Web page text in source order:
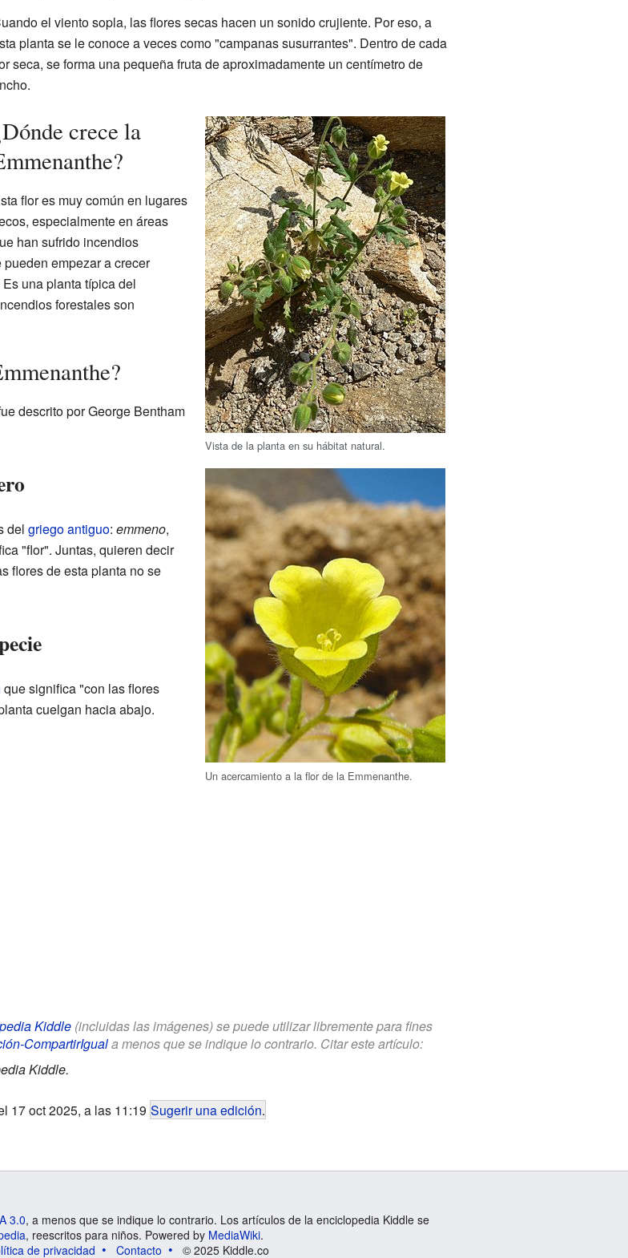
el viento sopla, las flores secas hacen un sonido crujiente. Por eso, a
planta se le conoce a veces como "campanas susurrantes". Dentro de cada
seca, se forma una pequeña fruta de aproximadamente un centímetro de
Vista de la planta en su hábitat natural.
Un acercamiento a la flor de la Emmenanthe.
crece la
flor es muy común en lugares
especialmente en áreas
han sufrido incendios
empezar a crecer
una planta típica del
forestales son
descrito por George Bentham
del griego antiguo: emmeno,
"flor". Juntas, quieren decir
flores de esta planta no se
que significa "con las flores
cuelgan hacia abajo.
Kiddle(incluidas las imágenes) se puede utilizar libremente para fines
CompartirIguala menos que se indique lo contrario. Citar este artículo:
Kiddle.
17 oct 2025, a las 11:19 Sugerir una edición.
3.0, a menos que se indique lo contrario. Los artículos de la enciclopedia Kiddle se
, reescritos para niños. Powered by MediaWiki.
de privacidad Contacto © 2025 Kiddle.co